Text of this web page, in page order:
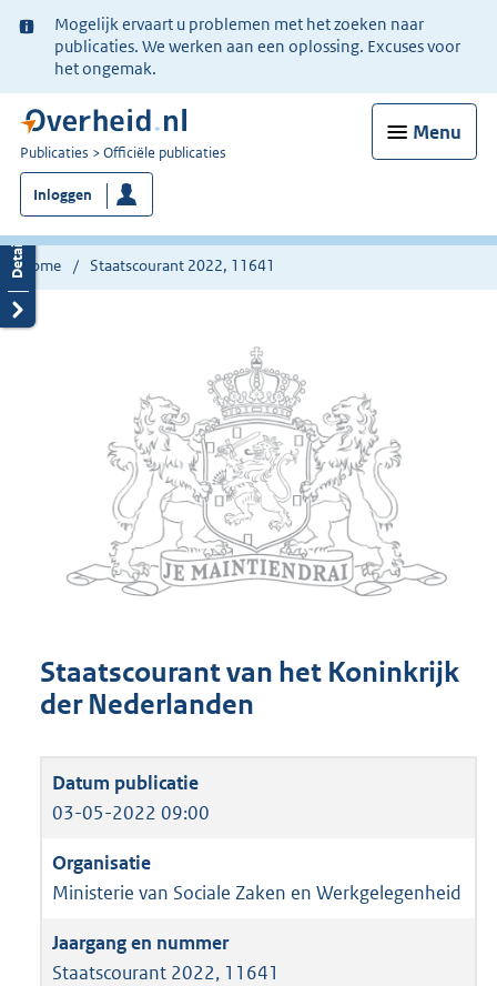
Ter
informatie:
Mogelijk ervaart u problemen met het zoeken naar
publicaties. We werken aan een oplossing. Excuses voor
het ongemak.
Menu
U
bent
nu
hier:
Publicaties Officiële publicaties
Inloggen
Home Staatscourant 2022, 11641
Staatscourant van het Koninkrijk
der Nederlanden
03-05-2022 09:00
Ministerie van Sociale Zaken en Werkgelegenheid
Staatscourant 2022, 11641